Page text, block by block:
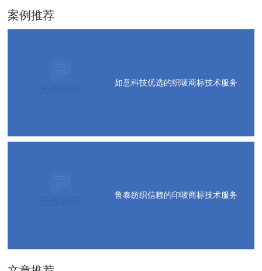
案例推荐
如意科技优选的织唛商标技术服务
鲁泰纺织信赖的印唛商标技术服务